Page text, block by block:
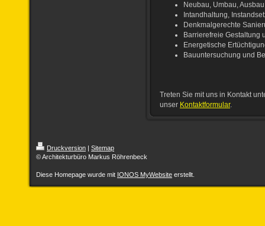
Neubau, Umbau, Ausbau
Intandhaltung,
Denkmalgerechte
Barrierefreie Gestaltung
Energetische
Bauuntersuchung und
Treten Sie mit uns in Kontakt
unser Kontaktformular.
Druckversion | Sitemap
© Architekturbüro Markus Röhrenbeck
Diese Homepage wurde mit IONOS MyWebsite erstellt.